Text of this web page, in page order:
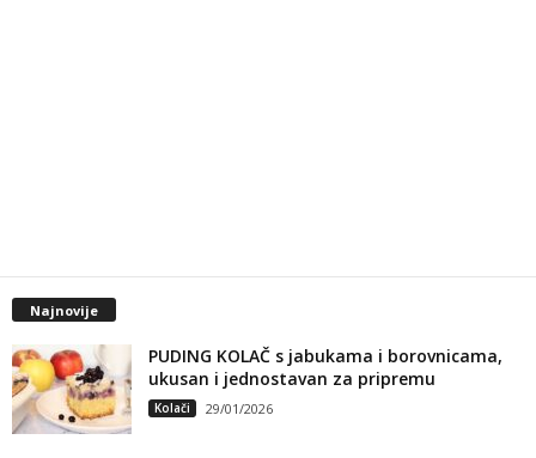
Najnovije
PUDING KOLAČ s jabukama i borovnicama,
ukusan i jednostavan za pripremu
Kolači 29/01/2026